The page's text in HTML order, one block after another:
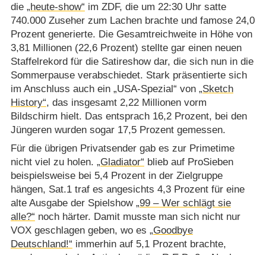
die „heute-show“ im ZDF, die um 22:30 Uhr satte
740.000 Zuseher zum Lachen brachte und famose 24,0
Prozent generierte. Die Gesamtreichweite in Höhe von
3,81 Millionen (22,6 Prozent) stellte gar einen neuen
Staffelrekord für die Satireshow dar, die sich nun in die
Sommerpause verabschiedet. Stark präsentierte sich
im Anschluss auch ein „USA-Spezial“ von „Sketch
History“, das insgesamt 2,22 Millionen vorm
Bildschirm hielt. Das entsprach 16,2 Prozent, bei den
Jüngeren wurden sogar 17,5 Prozent gemessen.
Für die übrigen Privatsender gab es zur Primetime
nicht viel zu holen. „Gladiator“ blieb auf ProSieben
beispielsweise bei 5,4 Prozent in der Zielgruppe
hängen, Sat.1 traf es angesichts 4,3 Prozent für eine
alte Ausgabe der Spielshow „99 – Wer schlägt sie
alle?“ noch härter. Damit musste man sich nicht nur
VOX geschlagen geben, wo es „Goodbye
Deutschland!“ immerhin auf 5,1 Prozent brachte,